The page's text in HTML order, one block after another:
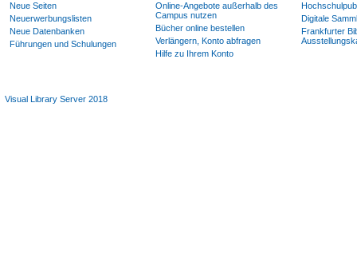
Neue Seiten
Neuerwerbungslisten
Neue Datenbanken
Führungen und Schulungen
Online-Angebote außerhalb des
Campus nutzen
Bücher online bestellen
Verlängern, Konto abfragen
Hilfe zu Ihrem Konto
Digitale
Frankfurter
Visual Library Server 2018